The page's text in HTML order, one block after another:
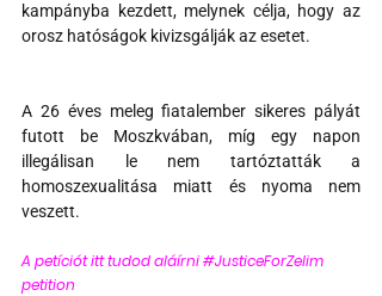
kampányba kezdett, melynek célja, hogy az
orosz hatóságok kivizsgálják az esetet.
A 26 éves meleg fiatalember sikeres pályát
futott be Moszkvában, míg egy napon
illegálisan le nem tartóztatták a
homoszexualitása miatt és nyoma nem
veszett.
A petíciót itt tudod aláírni #JusticeForZelim
petition